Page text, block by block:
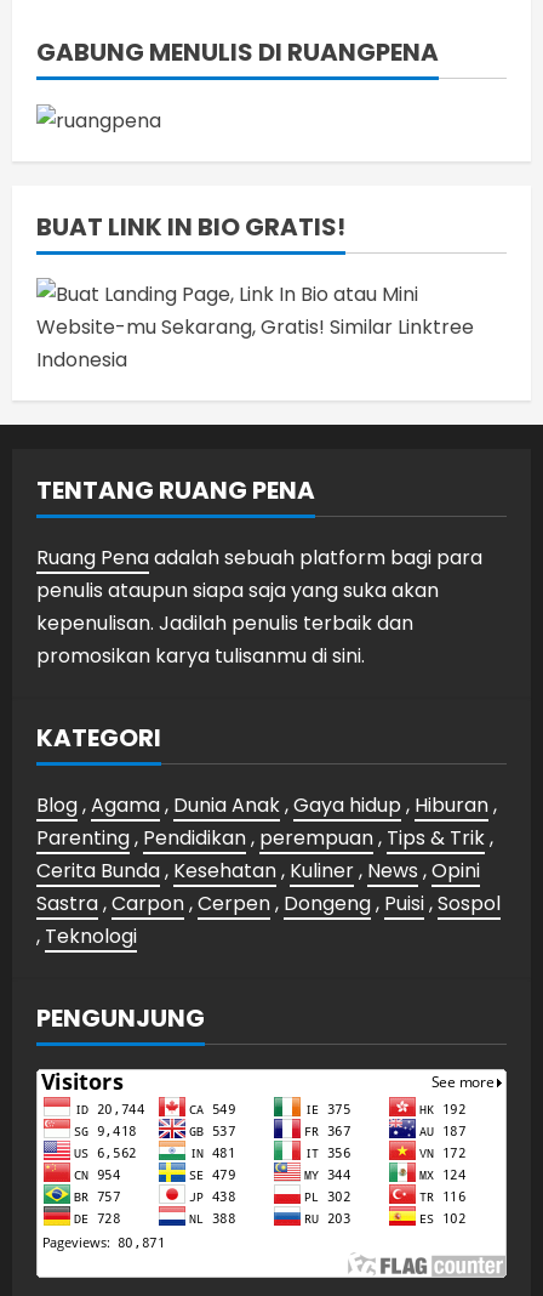
GABUNG MENULIS DI RUANGPENA
BUAT LINK IN BIO GRATIS!
TENTANG RUANG PENA
Ruang Penaadalah sebuah platform bagi para
penulis ataupun siapa saja yang suka akan
kepenulisan. Jadilah penulis terbaik dan
promosikan karya tulisanmu di sini.
KATEGORI
Blog,Agama, Dunia Anak,Gaya hidup , Hiburan,
Parenting, Pendidikan, perempuan, Tips & Trik,
Cerita Bunda, Kesehatan, Kuliner, News ,Opini
Sastra,Carpon,Cerpen, Dongeng, Puisi,Sospol
, Teknologi
PENGUNJUNG